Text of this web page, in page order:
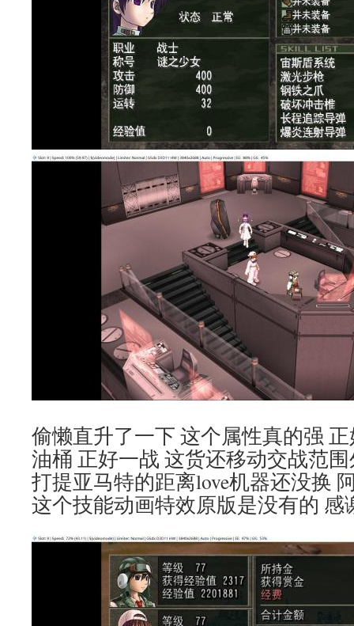
偷懒直升了一下 这个属性真的强
油桶 正好一战 这货还移动交战范
打提亚马特的距离love机器还没换
这个技能动画特效原版是没有的 感